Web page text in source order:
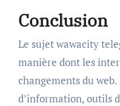
Conclusion
Le sujet wawacity
manière dont les
changements du
d’information, outils